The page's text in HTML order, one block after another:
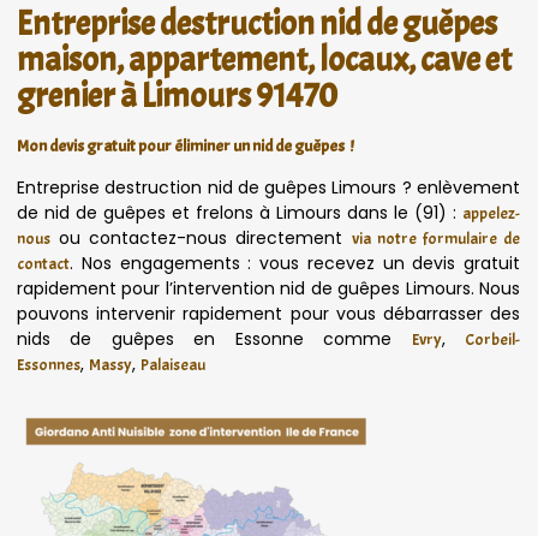
Entreprise destruction nid de guêpes
maison, appartement, locaux, cave et
grenier à Limours 91470
Mon devis gratuit pour éliminer un nid de guêpes !
Entreprise destruction nid de guêpes Limours ? enlèvement
de nid de guêpes et frelons à Limours dans le (91) : appelez-
nous ou contactez-nous directement via notre formulaire de
contact. Nos engagements : vous recevez un devis gratuit
rapidement pour l’intervention nid de guêpes Limours. Nous
pouvons intervenir rapidement pour vous débarrasser des
nids de guêpes en Essonne comme
Evry,
Corbeil-
Essonnes, Massy, Palaiseau